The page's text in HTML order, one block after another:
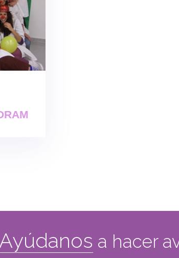
Ayúdanos a hacer